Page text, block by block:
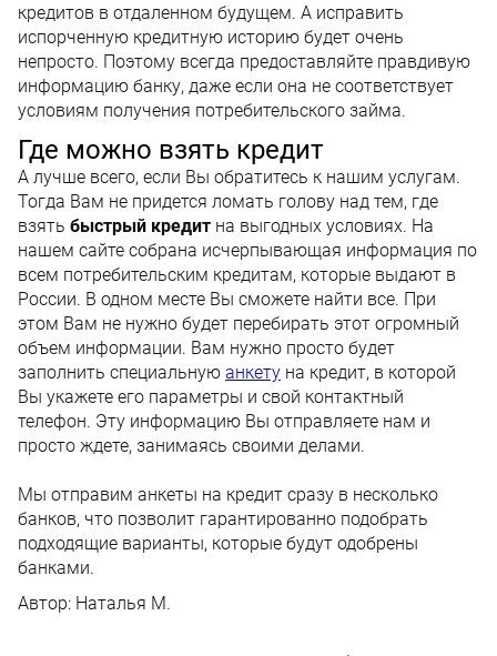
кредитов в отдаленном будущем. А исправить
испорченную кредитную историю будет очень
непросто. Поэтому всегда предоставляйте правдивую
информацию банку, даже если она не соответствует
условиям получения потребительского займа.
Где можно взять кредит
А лучше всего, если Вы обратитесь к нашим услугам.
Тогда Вам не придется ломать голову над тем, где
взять быстрый кредит на выгодных условиях. На
нашем сайте собрана исчерпывающая информация по
всем потребительским кредитам, которые выдают в
России. В одном месте Вы сможете найти все. При
этом Вам не нужно будет перебирать этот огромный
объем информации. Вам нужно просто будет
заполнить специальную анкету на кредит, в которой
Вы укажете его параметры и свой контактный
телефон. Эту информацию Вы отправляете нам и
просто ждете, занимаясь своими делами.
Мы отправим анкеты на кредит сразу в несколько
банков, что позволит гарантированно подобрать
подходящие варианты, которые будут одобрены
банками.
Автор: Наталья М.